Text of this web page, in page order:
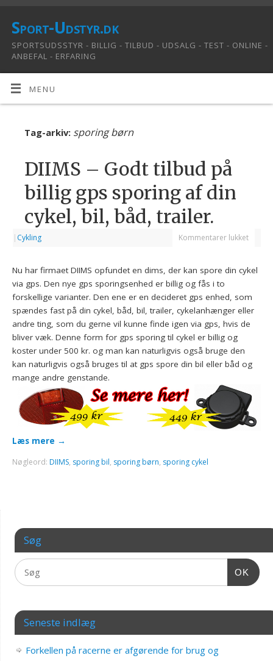
Sport-Udstyr.dk
SPORTSUDSSTYR - BILLIG - TILBUD - UDSALG - TEST - ONLINE -
ANBEFAL - ERFARING
MENU
Tag-arkiv: sporing børn
DIIMS – Godt tilbud på
billig gps sporing af din
cykel, bil, båd, trailer.
| Cykling Kommentarer lukket
Nu har firmaet DIIMS opfundet en dims, der kan spore din cykel
via gps. Den nye gps sporingsenhed er billig og fås i to
forskellige varianter. Den ene er en decideret gps enhed, som
spændes fast på din cykel, båd, bil, trailer, cykelanhænger eller
andre ting, som du gerne vil kunne finde igen via gps, hvis de
bliver væk. Denne form for gps sporing til cykel er billig og
koster under 500 kr. og man kan naturligvis også bruge den
kan naturligvis også bruges til at gps spore din bil eller båd og
mange andre genstande.
Læs mere →
Nøgleord: DIIMS, sporing bil, sporing børn, sporing cykel
Søg
OK
Seneste indlæg
Forkellen på racerne er afgørende for brug og